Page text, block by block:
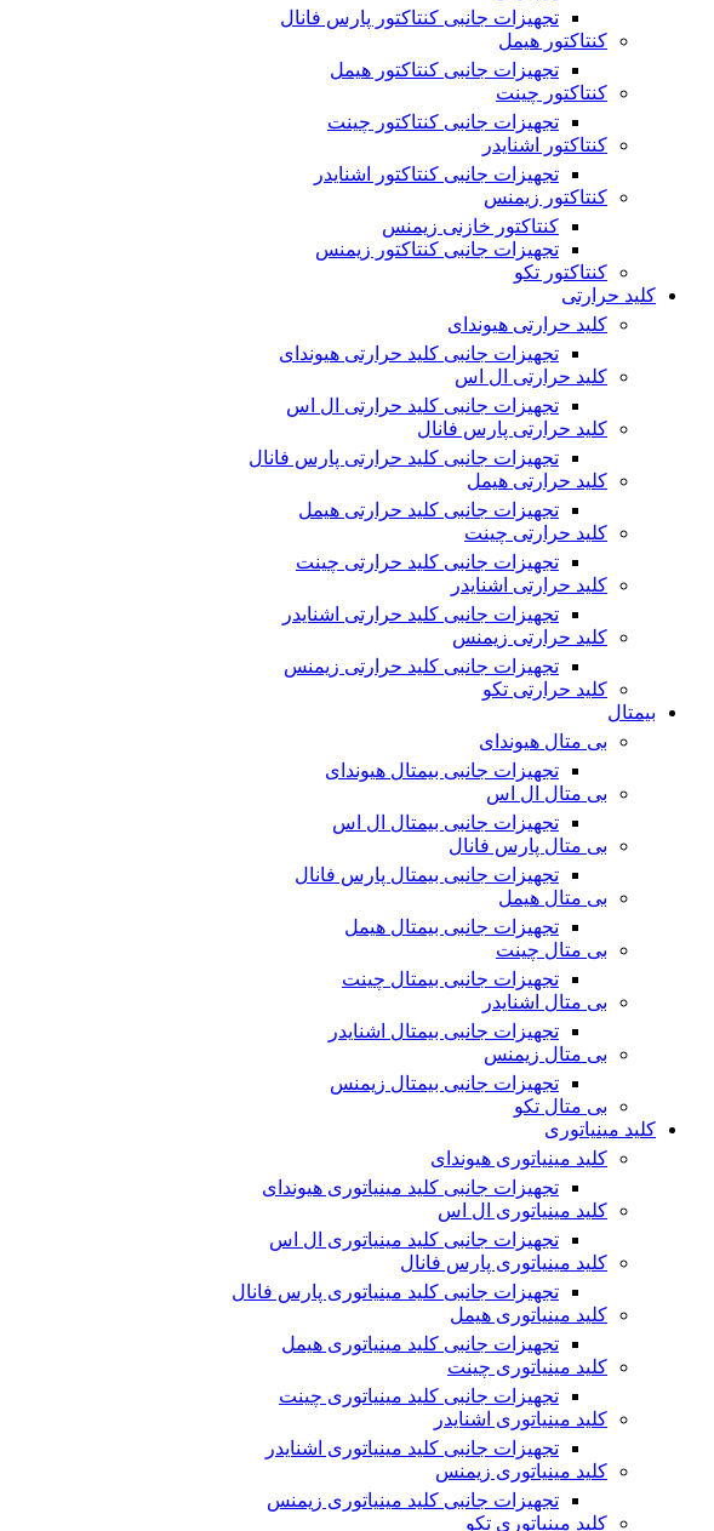
تجهیزات جانبی کنتاکتور پارس فانال
کنتاکتور هیمل
تجهیزات جانبی کنتاکتور هیمل
کنتاکتور چینت
تجهیزات جانبی کنتاکتور چینت
کنتاکتور اشنایدر
تجهیزات جانبی کنتاکتور اشنایدر
کنتاکتور زیمنس
کنتاکتور خازنی زیمنس
تجهیزات جانبی کنتاکتور زیمنس
کنتاکتور تکو
کلید حرارتی
کلید حرارتی هیوندای
تجهیزات جانبی کلید حرارتی هیوندای
کلید حرارتی ال اس
تجهیزات جانبی کلید حرارتی ال اس
کلید حرارتی پارس فانال
تجهیزات جانبی کلید حرارتی پارس فانال
کلید حرارتی هیمل
تجهیزات جانبی کلید حرارتی هیمل
کلید حرارتی چینت
تجهیزات جانبی کلید حرارتی چینت
کلید حرارتی اشنایدر
تجهیزات جانبی کلید حرارتی اشنایدر
کلید حرارتی زیمنس
تجهیزات جانبی کلید حرارتی زیمنس
کلید حرارتی تکو
بیمتال
بی متال هیوندای
تجهیزات جانبی بیمتال هیوندای
بی متال ال اس
تجهیزات جانبی بیمتال ال اس
بی متال پارس فانال
تجهیزات جانبی بیمتال پارس فانال
بی متال هیمل
تجهیزات جانبی بیمتال هیمل
بی متال چینت
تجهیزات جانبی بیمتال چینت
بی متال اشنایدر
تجهیزات جانبی بیمتال اشنایدر
بی متال زیمنس
تجهیزات جانبی بیمتال زیمنس
بی متال تکو
کلید مینیاتوری
کلید مینیاتوری هیوندای
تجهیزات جانبی کلید مینیاتوری هیوندای
کلید مینیاتوری ال اس
تجهیزات جانبی کلید مینیاتوری ال اس
کلید مینیاتوری پارس فانال
تجهیزات جانبی کلید مینیاتوری پارس فانال
کلید مینیاتوری هیمل
تجهیزات جانبی کلید مینیاتوری هیمل
کلید مینیاتوری چینت
تجهیزات جانبی کلید مینیاتوری چینت
کلید مینیاتوری اشنایدر
تجهیزات جانبی کلید مینیاتوری اشنایدر
کلید مینیاتوری زیمنس
تجهیزات جانبی کلید مینیاتوری زیمنس
کلید مینیاتوری تکو